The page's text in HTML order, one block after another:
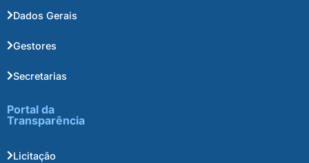
Dados Gerais
Gestores
Secretarias
Portal da
Transparência
Licitação